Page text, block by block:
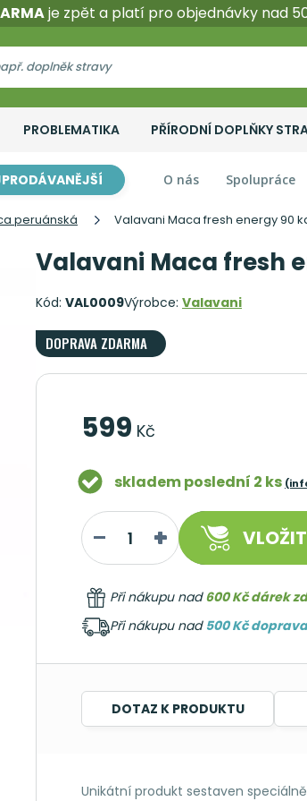
je zpět a platí pro objednávky nad
PROBLEMATIKA PŘÍRODNÍ DOPLŇKY
O nás Spolupráce
peruánská Valavani Maca fresh energy 90
Valavani Maca fresh
Kód: VAL0009Výrobce: Valavani
DOPRAVA ZDARMA
599 Kč
skladem poslední 2 ks
VLOŽIT
Při nákupu nad600 Kč dárek
Při nákupu nad 500 Kč
DOTAZ K PRODUKTU
Unikátní produkt sestaven